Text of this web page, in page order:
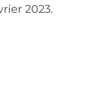
2023.